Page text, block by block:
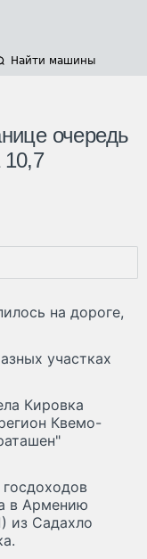
Найти машины
очередь
10,7
на дороге,
участках
Кировка
Квемо-
в Армению
из Садахло